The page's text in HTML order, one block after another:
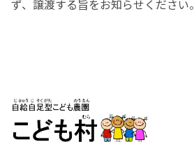
ず、譲渡する旨をお知らせください。